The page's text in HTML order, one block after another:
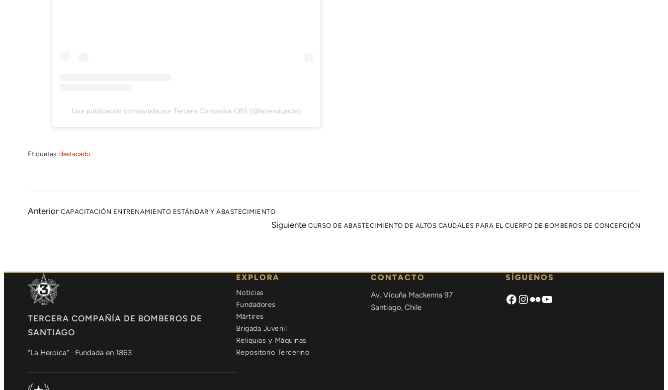
Una publicación compartida por Tercera Compañia CBS (@laheroicacbs)
Etiquetas:destacado
Anterior CAPACITACIÓN ENTRENAMIENTO ESTÁNDAR Y ABASTECIMIENTO
Siguiente CURSO DE ABASTECIMIENTO DE ALTOS CAUDALES PARA EL CUERPO DE BOMBEROS DE CONCEPCIÓN
TERCERA COMPAÑÍA DE BOMBEROS DE
SANTIAGO
“La Heroica” · Fundada en 1863
EXPLORA
Noticias
Fundadores
Mártires
Brigada Juvenil
Reliquias y Máquinas
Repositorio Tercerino
CONTACTO
Av. Vicuña Mackenna 97
Santiago, Chile
SÍGUENOS
Facebook
Instagram
Flickrhttps://